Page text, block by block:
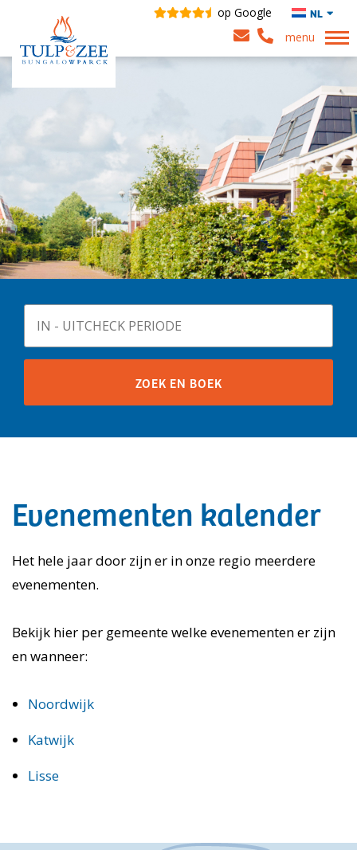
NL
op Google
menu
Evenementen kalender
Het hele jaar door zijn er in onze regio meerdere
evenementen.
Bekijk hier per gemeente welke evenementen er zijn
en wanneer:
Noordwijk
Katwijk
Lisse